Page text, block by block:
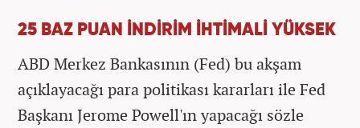
25 BAZ PUAN İNDİRİM İHTİMALİ YÜKSEK
ABD Merkez Bankasının (Fed) bu akşam
açıklayacağı para politikası kararları ile Fed
Başkanı Jerome Powell'ın yapacağı sözle